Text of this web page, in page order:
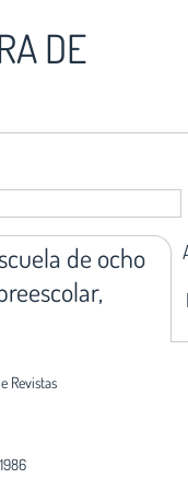
DE
de ocho
Revistas